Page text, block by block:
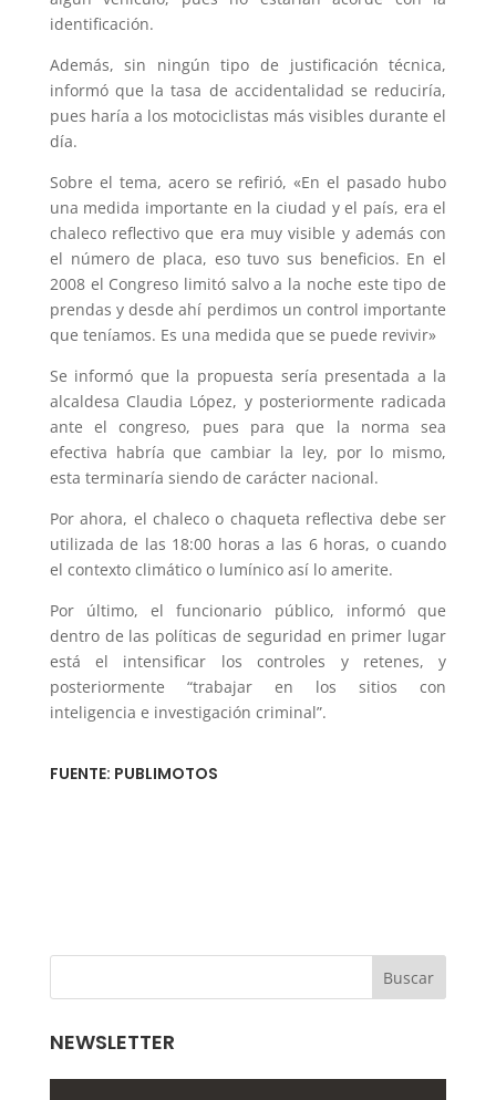
identificación.
Además, sin ningún tipo de justificación técnica,
informó que la tasa de accidentalidad se reduciría,
pues haría a los motociclistas más visibles durante el
día.
Sobre el tema, acero se refirió, «En el pasado hubo
una medida importante en la ciudad y el país, era el
chaleco reflectivo que era muy visible y además con
el número de placa, eso tuvo sus beneficios. En el
2008 el Congreso limitó salvo a la noche este tipo de
prendas y desde ahí perdimos un control importante
que teníamos. Es una medida que se puede revivir»
Se informó que la propuesta sería presentada a la
alcaldesa Claudia López, y posteriormente radicada
ante el congreso, pues para que la norma sea
efectiva habría que cambiar la ley, por lo mismo,
esta terminaría siendo de carácter nacional.
Por ahora, el chaleco o chaqueta reflectiva debe ser
utilizada de las 18:00 horas a las 6 horas, o cuando
el contexto climático o lumínico así lo amerite.
Por último, el funcionario público, informó que
dentro de las políticas de seguridad en primer lugar
está el intensificar los controles y retenes, y
posteriormente “trabajar en los sitios con
inteligencia e investigación criminal”.
FUENTE: PUBLIMOTOS
NEWSLETTER